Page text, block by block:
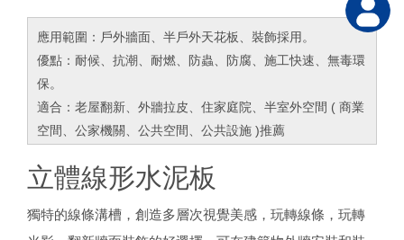
應用範圍：戶外牆面、半戶外天花板、裝飾採用。
優點：耐候、抗潮、耐燃、防蟲、防腐、施工快速、無毒環
保。
適合：老屋翻新、外牆拉皮、住家庭院、半室外空間 ( 商業
空間、公家機關、公共空間、公共設施 )推薦
立體線形水泥板
獨特的線條溝槽，創造多層次視覺美感，玩轉線條，玩轉